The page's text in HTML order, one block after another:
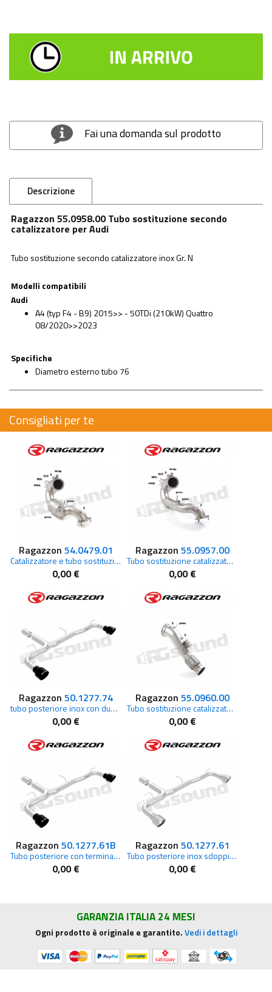
Fai una domanda sul prodotto
Descrizione
Ragazzon 55.0958.00 Tubo sostituzione secondo
catalizzatore per Audi
Tubo sostituzione secondo catalizzatore inox Gr. N
Modelli compatibili
Audi
A4 (typ F4 - B9) 2015>> - 50TDi (210kW) Quattro
08/2020>>2023
Specifiche
Diametro esterno tubo 76
Consigliati per te
Ragazzon 54.0479.01
Catalizzatore e tubo sostituzione filtro antiparticolato per Audi
0,00 €
Ragazzon 55.0957.00
Tubo sostituzione catalizzatore e filtro antiparticolato per Audi
0,00 €
Ragazzon 50.1277.74
tubo posteriore inox con due terminali Carbon Shot per BMW Serie1 F40
0,00 €
Ragazzon 55.0960.00
Tubo sostituzione catalizzatore per BMW
0,00 €
Ragazzon 50.1277.61B
Tubo posteriore con terminali rotondi Sport Line Black per BMW
0,00 €
Ragazzon 50.1277.61
Tubo posteriore inox sdoppiato con terminali rotondi per BMW
0,00 €
GARANZIA ITALIA 24 MESI
Ogni prodotto è originale e garantito.Vedi i dettagli